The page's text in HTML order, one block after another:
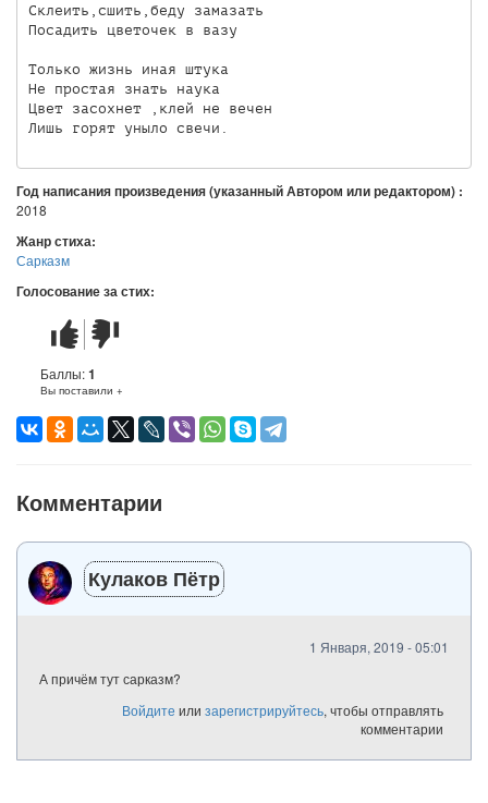
Склеить,сшить,беду замазать
Посадить цветочек в вазу
Только жизнь иная штука
Не простая знать наука
Цвет засохнет ,клей не вечен
Лишь горят уныло свечи.
Год написания произведения (указанный Автором или редактором) :
2018
Жанр стиха:
Сарказм
Голосование за стих:
Стих
понравился
Стих
не
понравился
Баллы:1
Вы поставили +
Комментарии
Кулаков Пётр
1 Января, 2019 - 05:01
А причём тут сарказм?
Войдите или зарегистрируйтесь, чтобы отправлять
комментарии